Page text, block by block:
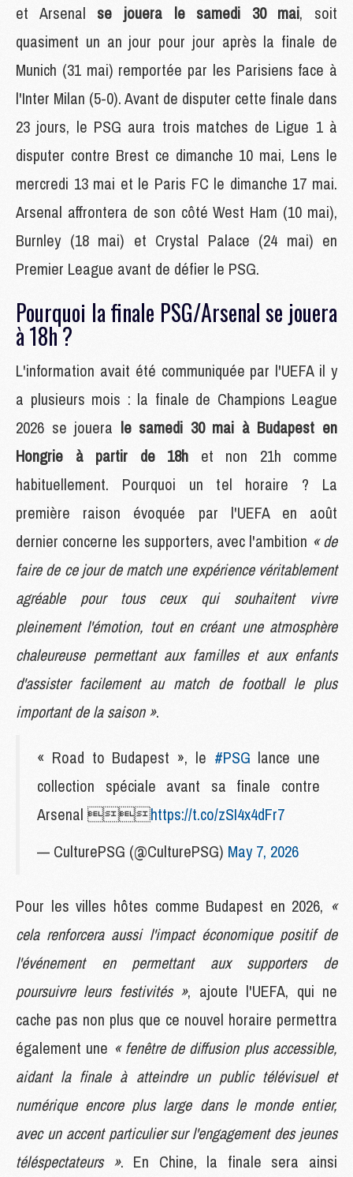
et Arsenal se jouera le samedi 30 mai, soit
quasiment un an jour pour jour après la finale de
Munich (31 mai) remportée par les Parisiens face à
l'Inter Milan (5-0). Avant de disputer cette finale dans
23 jours, le PSG aura trois matches de Ligue 1 à
disputer contre Brest ce dimanche 10 mai, Lens le
mercredi 13 mai et le Paris FC le dimanche 17 mai.
Arsenal affrontera de son côté West Ham (10 mai),
Burnley (18 mai) et Crystal Palace (24 mai) en
Premier League avant de défier le PSG.
Pourquoi la finale PSG/Arsenal se jouera
à 18h ?
L'information avait été communiquée par l'UEFA il y
a plusieurs mois : la finale de Champions League
2026 se jouera le samedi 30 mai à Budapest en
Hongrie à partir de 18h et non 21h comme
habituellement. Pourquoi un tel horaire ? La
première raison évoquée par l'UEFA en août
dernier concerne les supporters, avec l'ambition « de
faire de ce jour de match une expérience véritablement
agréable pour tous ceux qui souhaitent vivre
pleinement l'émotion, tout en créant une atmosphère
chaleureuse permettant aux familles et aux enfants
d'assister facilement au match de football le plus
important de la saison ».
« Road to Budapest », le #PSG lance une
collection spéciale avant sa finale contre
Arsenal https://t.co/zSI4x4dFr7
— CulturePSG (@CulturePSG) May 7, 2026
Pour les villes hôtes comme Budapest en 2026, «
cela renforcera aussi l'impact économique positif de
l'événement en permettant aux supporters de
poursuivre leurs festivités », ajoute l'UEFA, qui ne
cache pas non plus que ce nouvel horaire permettra
également une « fenêtre de diffusion plus accessible,
aidant la finale à atteindre un public télévisuel et
numérique encore plus large dans le monde entier,
avec un accent particulier sur l'engagement des jeunes
téléspectateurs ». En Chine, la finale sera ainsi